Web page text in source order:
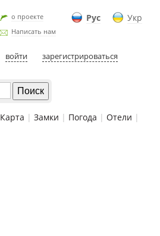
Рус Укр
о проекте
Написать нам
войти зарегистрироваться
Карта | Замки | Погода | Отели |